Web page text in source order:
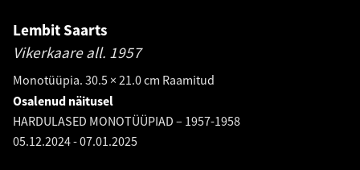
Lembit Saarts
Vikerkaare all. 1957
Monotüüpia. 30.5 × 21.0 cm Raamitud
Osalenud näitusel
HARDULASED MONOTÜÜPIAD – 1957-1958
05.12.2024-07.01.2025